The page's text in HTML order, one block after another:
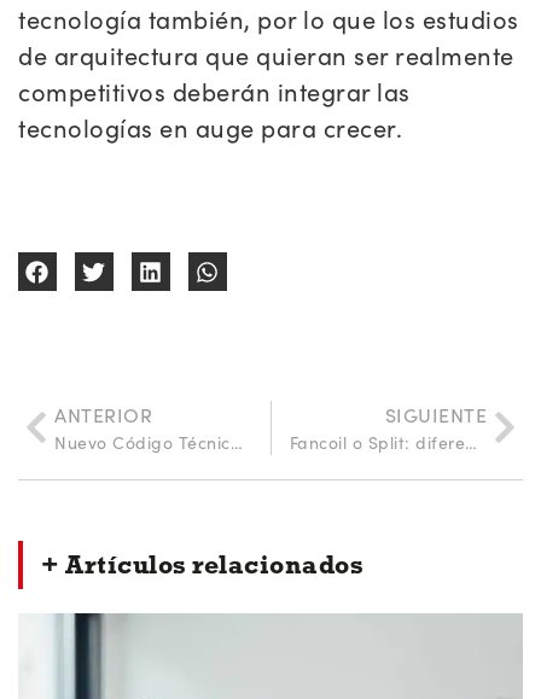
tecnología también, por lo que los estudios
de arquitectura que quieran ser realmente
competitivos deberán integrar las
tecnologías en auge para crecer.
ANTERIOR
Nuevo Código Técnico de la Edificación: qué es lo que cambia en 2026
SIGUIENTE
Fancoil o Split: diferencias entre dos sistemas llamados “aire acondicionado”
+ Artículos relacionados